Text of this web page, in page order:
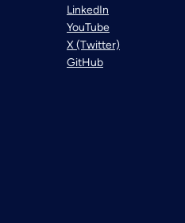
LinkedIn
YouTube
X (Twitter)
GitHub